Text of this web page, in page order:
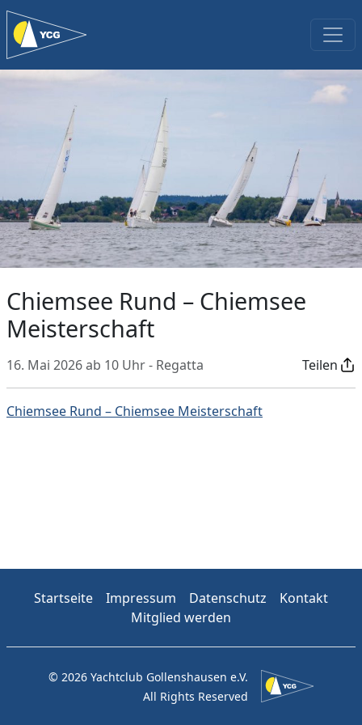
Chiemsee Rund – Chiemsee
Meisterschaft
16. Mai 2026 ab 10 Uhr - Regatta Teilen
Chiemsee Rund – Chiemsee Meisterschaft
Startseite Impressum Datenschutz
Kontakt
Mitglied werden
© 2026 Yachtclub Gollenshausen e.V.
All Rights Reserved